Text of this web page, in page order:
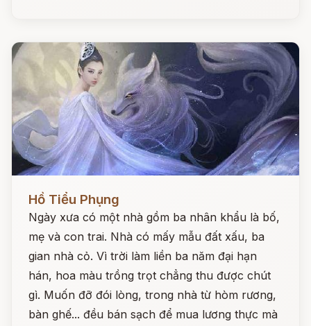
Đọc ngay
Hồ Tiểu Phụng
Ngày xưa có một nhà gồm ba nhân khẩu là bố,
mẹ và con trai. Nhà có mấy mẫu đất xấu, ba
gian nhà cỏ. Vì trời làm liền ba năm đại hạn
hán, hoa màu trồng trọt chẳng thu được chút
gì. Muốn đỡ đói lòng, trong nhà từ hòm rương,
bàn ghế... đều bán sạch để mua lương thực mà